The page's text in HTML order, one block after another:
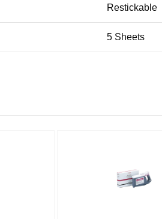
Restickable
5 Sheets